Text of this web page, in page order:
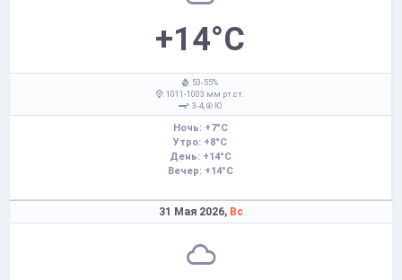
+14°C
: 53-55%
: 1011-1003 мм рт.ст.
: 3-4,
Ю
Ночь: +7°C
Утро: +8°C
День: +14°C
Вечер: +14°C
31 Мая 2026, Вс